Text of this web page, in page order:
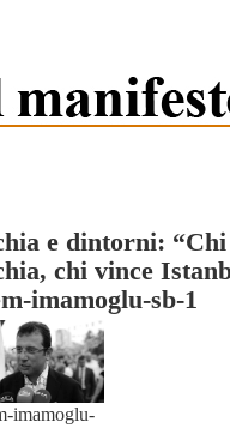
e dintorni:
chi vince
imamoglu-sb-1
imamoglu-